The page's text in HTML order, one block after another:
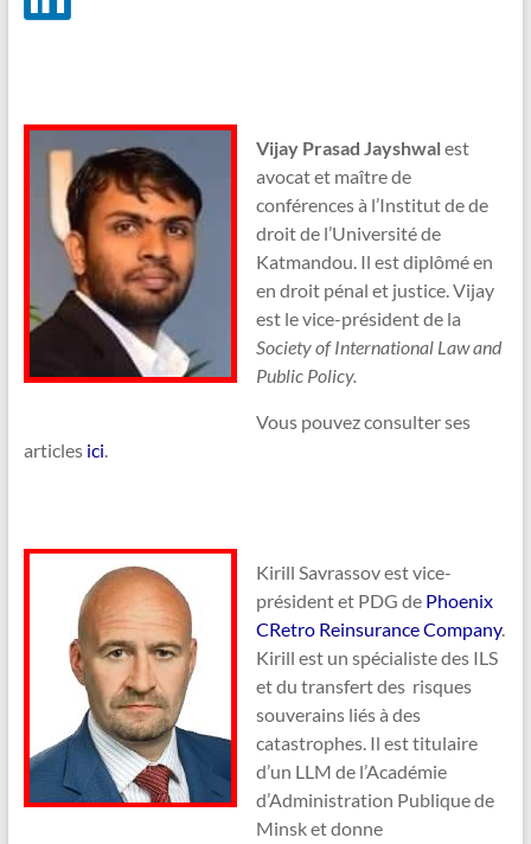
Vijay Prasad Jayshwalest
avocat et maître de
conférences à l’Institut de de
droit de l’Université de
Katmandou. Il est diplômé en
en droit pénal et justice. Vijay
est le vice-président de la
Society of International Law and
Public Policy.
Vous pouvez consulter ses
articles ici.
Kirill Savrassov est vice-
président et PDG de Phoenix
CRetro Reinsurance Company.
Kirill est un spécialiste des ILS
et du transfert des risques
souverains liés à des
catastrophes. Il est titulaire
d’un LLM de l’Académie
d’Administration Publique de
Minsk et donne